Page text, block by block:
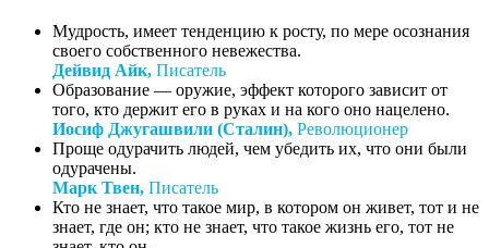
Мудрость, имеет тенденцию к росту, по мере осознания
своего собственного невежества.
Дейвид Айк, Писатель
Образование — оружие, эффект которого зависит от
того, кто держит его в руках и на кого оно нацелено.
Иосиф Джугашвили (Сталин), Революционер
Проще одурачить людей, чем убедить их, что они были
одурачены.
Марк Твен, Писатель
Кто не знает, что такое мир, в котором он живет, тот и не
знает, где он; кто не знает, что такое жизнь его, тот не